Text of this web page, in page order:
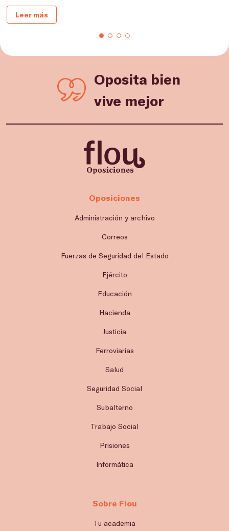
Leer más
Oposita bien
vive mejor
Oposiciones
Administración y archivo
Correos
Fuerzas de Seguridad del Estado
Ejército
Educación
Hacienda
Justicia
Ferroviarias
Salud
Seguridad Social
Subalterno
Trabajo Social
Prisiones
Informática
Sobre Flou
Tu academia